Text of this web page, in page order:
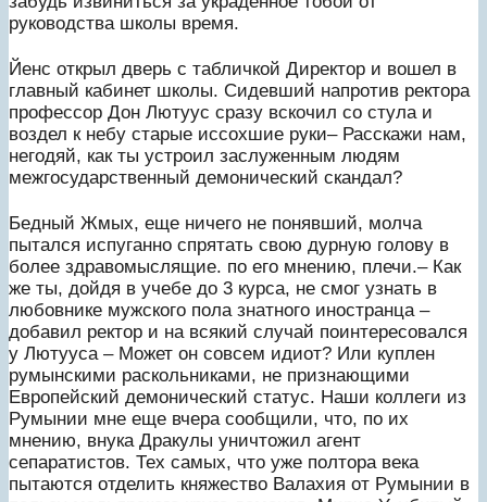
руководства школы время.
Йенс открыл дверь с табличкой Директор и вошел в
главный кабинет школы. Сидевший напротив ректора
профессор Дон Лютуус сразу вскочил со стула и
воздел к небу старые иссохшие руки– Расскажи нам,
негодяй, как ты устроил заслуженным людям
межгосударственный демонический скандал?
Бедный Жмых, еще ничего не понявший, молча
пытался испуганно спрятать свою дурную голову в
более здравомыслящие. по его мнению, плечи.– Как
же ты, дойдя в учебе до 3 курса, не смог узнать в
любовнике мужского пола знатного иностранца –
добавил ректор и на всякий случай поинтересовался
у Лютууса – Может он совсем идиот? Или куплен
румынскими раскольниками, не признающими
Европейский демонический статус. Наши коллеги из
Румынии мне еще вчера сообщили, что, по их
мнению, внука Дракулы уничтожил агент
сепаратистов. Тех самых, что уже полтора века
пытаются отделить княжество Валахия от Румынии в